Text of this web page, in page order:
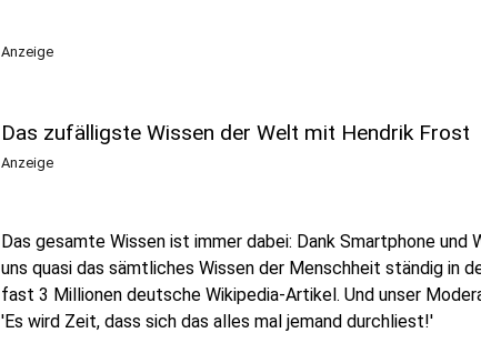
Anzeige
Das zufälligste Wissen der Welt mit Hendrik Frost
Anzeige
Das gesamte Wissen ist immer dabei: Dank Smartphone und
uns quasi das sämtliches Wissen der Menschheit ständig in
fast 3 Millionen deutsche Wikipedia-Artikel. Und unser
'Es wird Zeit, dass sich das alles mal jemand durchliest!'